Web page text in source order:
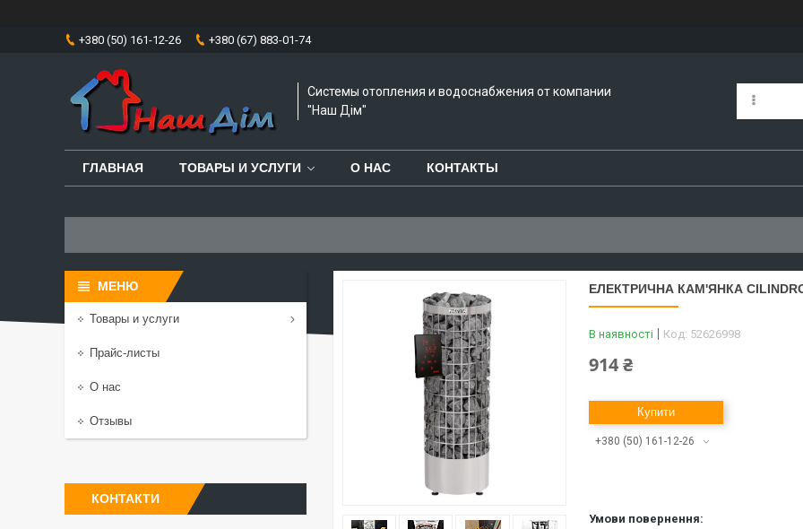
+380 (50) 161-12-26 +380 (67) 883-01-74
Системы отопления и водоснабжения от компании
"Наш Дім"
ГЛАВНАЯ ТОВАРЫ И УСЛУГИ О НАС КОНТАКТЫ
ЕЛЕКТРИЧНА КАМ'ЯНКА CILINDRO
В наявності Код: 52626998
914 ₴
Купити
+380 (50) 161-12-26
Товары и услуги
Прайс-листы
О нас
Отзывы
КОНТАКТИ